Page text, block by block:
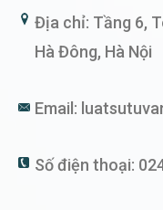
Địa chỉ: Tầng 6,
Hà Đông, Hà Nội
Email:
Số điện thoại: